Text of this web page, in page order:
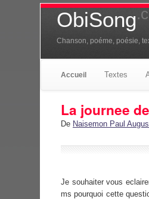
ObiSong
Chanson, poéme, poésie,
Accueil Textes
La journee
De Naisemon Paul
Je souhaiter vous
ms pourquoi cette